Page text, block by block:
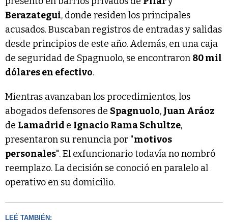
Berazategui, donde residen los principales
acusados. Buscaban registros de entradas y salidas
desde principios de este año. Además, en una caja
de seguridad de Spagnuolo, se encontraron 80 mil
dólares en efectivo.
Mientras avanzaban los procedimientos, los
abogados defensores de Spagnuolo, Juan Aráoz
de Lamadrid e Ignacio Rama Schultze,
presentaron su renuncia por "motivos
personales". El exfuncionario todavía no nombró
reemplazo. La decisión se conoció en paralelo al
operativo en su domicilio.
LEÉ TAMBIÉN: